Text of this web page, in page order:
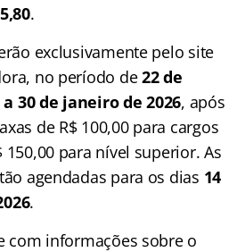
.
exclusivamente pelo site
no período de22 de
30 de janeiro de 2026, após
de R$ 100,00 para cargos
para nível superior. As
agendadas para os dias 14
.
com informações sobre o